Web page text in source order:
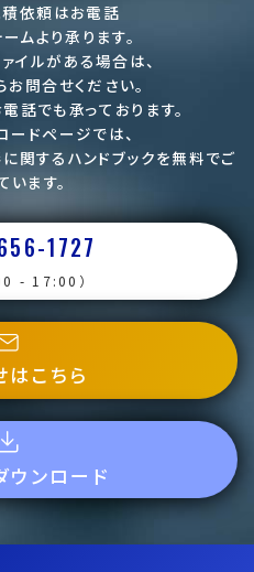
積依頼はお電話
ムより承ります。
イルがある場合は、
問合せください。
話でも承っております。
ドページでは、
関するハンドブックを無料でご
います。
1727
- 17:00）
はこちら
ウンロード